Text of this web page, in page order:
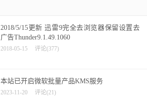
2018/5/15更新 迅雷9完全去浏览器保留设置去
广告Thunder9.1.49.1060
2018-05-15 评论(377)
本站已开启微软批量产品KMS服务
2023-11-20 评论(21)